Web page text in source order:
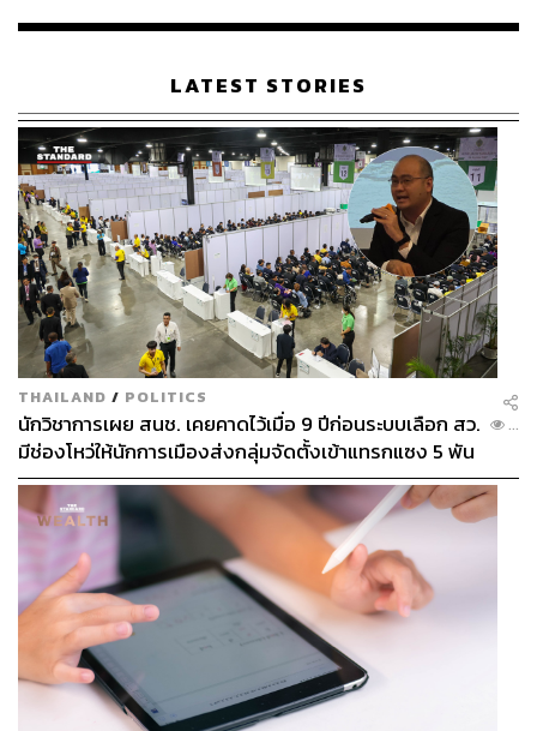
เรือนไทยที่ถูกซุกไว้
LATEST STORIES
THAILAND / POLITICS
นักวิชาการเผย สนช. เคยคาดไว้เมื่อ 9 ปีก่อนระบบเลือก สว.
มีช่องโหว่ให้นักการเมืองส่งกลุ่มจัดตั้งเข้าแทรกแซง 5 พัน
ล้านยึดประเทศได้
...